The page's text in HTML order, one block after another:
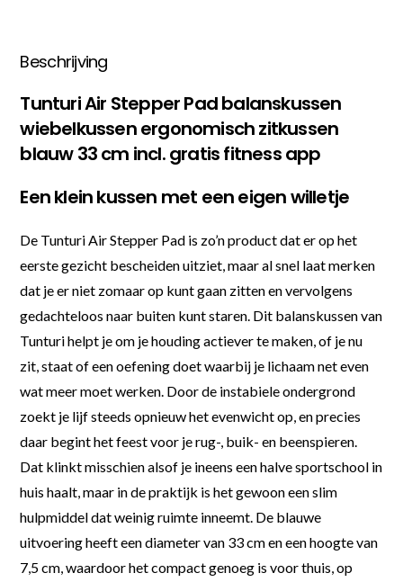
Beschrijving
Tunturi Air Stepper Pad balanskussen
wiebelkussen ergonomisch zitkussen
blauw 33 cm incl. gratis fitness app
Een klein kussen met een eigen willetje
De Tunturi Air Stepper Pad is zo’n product dat er op het
eerste gezicht bescheiden uitziet, maar al snel laat merken
dat je er niet zomaar op kunt gaan zitten en vervolgens
gedachteloos naar buiten kunt staren. Dit balanskussen van
Tunturi helpt je om je houding actiever te maken, of je nu
zit, staat of een oefening doet waarbij je lichaam net even
wat meer moet werken. Door de instabiele ondergrond
zoekt je lijf steeds opnieuw het evenwicht op, en precies
daar begint het feest voor je rug-, buik- en beenspieren.
Dat klinkt misschien alsof je ineens een halve sportschool in
huis haalt, maar in de praktijk is het gewoon een slim
hulpmiddel dat weinig ruimte inneemt. De blauwe
uitvoering heeft een diameter van 33 cm en een hoogte van
7,5 cm, waardoor het compact genoeg is voor thuis, op